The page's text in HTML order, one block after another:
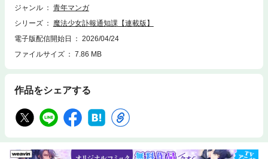
現実を前に、愛の中で魔法少女の存在意義が次第に揺らぎ始める。 死を伝
ー』へと続く、もうひとつの真実。本編より過去の世界を描いた、衝撃の
スピンオフストーリー。
ジャンル
青年マンガ
シリーズ
魔法少女訃報通知課【連載版】
電子版配信開始日
2026/04/24
ファイルサイズ
7.86 MB
作品をシェアする